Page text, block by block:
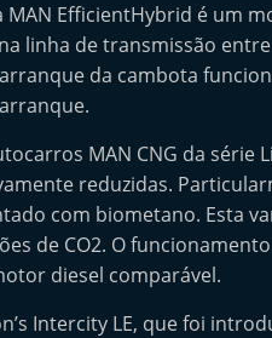
MAN EfficientHybrid é um
linha de transmissão
da cambota
MAN CNG da série
reduzidas.
com biometano. Esta
de CO2. O
diesel comparável.
Intercity LE, que foi